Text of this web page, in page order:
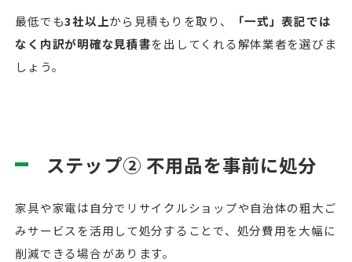
最低でも3社以上から見積もりを取り、
「一式」表記では
なく内訳が明確な見積書を出してくれる解体業者を選びま
しょう。
ステップ② 不用品を事前に処分
家具や家電は自分でリサイクルショップや自治体の粗大ご
みサービスを活用して処分することで、処分費用を大幅に
削減できる場合があります。